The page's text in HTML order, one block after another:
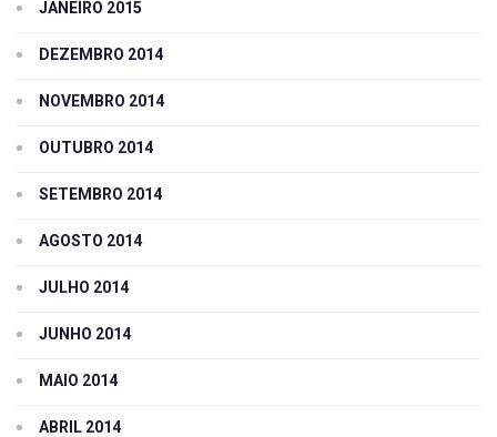
JANEIRO 2015
DEZEMBRO 2014
NOVEMBRO 2014
OUTUBRO 2014
SETEMBRO 2014
AGOSTO 2014
JULHO 2014
JUNHO 2014
MAIO 2014
ABRIL 2014